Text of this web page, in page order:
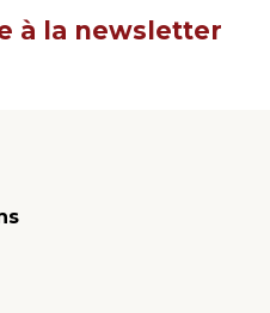
à la newsletter